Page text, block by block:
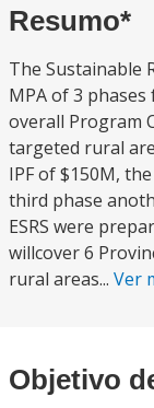
Resumo*
The Sustainable
MPA of 3
overall Program
targeted rural
IPF of $150M,
third phase
ESRS were
willcover 6
rural areas... Ver
Objetivo